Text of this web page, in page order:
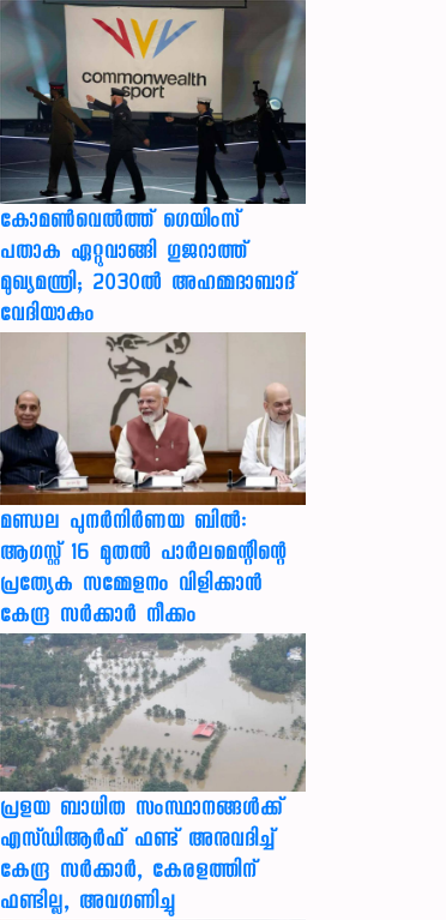
കോമൺവെൽത്ത് ഗെയിംസ്
പതാക ഏറ്റുവാങ്ങി ഗുജറാത്ത്
മുഖ്യമന്ത്രി; 2030ൽ അഹമ്മദാബാദ്
വേദിയാകും
മണ്ഡല പുനർനിർണയ ബിൽ:
ആഗസ്റ്റ് 16 മുതൽ പാർലമെന്റിന്റെ
പ്രത്യേക സമ്മേളനം വിളിക്കാൻ
കേന്ദ്ര സർക്കാർ നീക്കം
പ്രളയ ബാധിത സംസ്ഥാനങ്ങൾക്ക്
എസ്ഡിആർഫ് ഫണ്ട് അനുവദിച്ച്
കേന്ദ്ര സര്‍ക്കാര്‍, കേരളത്തിന്
ഫണ്ടില്ല, അവഗണിച്ചു